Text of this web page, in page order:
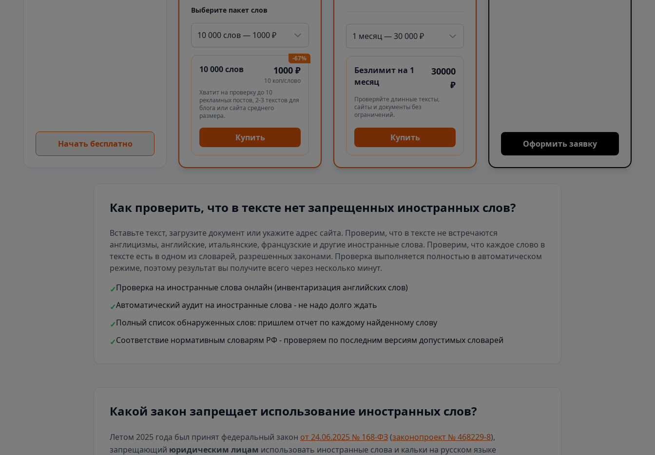
Начать бесплатно
Выберите пакет слов
10 000 слов — 1000 ₽
-67%
10 000 слов 1000 ₽
10 коп/слово
Хватит на проверку до 10
рекламных постов, 2-3 текстов для
блога или сайта среднего
размера.
Купить
1 месяц — 30 000 ₽
Безлимит на 1
месяц
30000
₽
Проверяйте длинные тексты,
сайты и документы без
ограничений.
Купить
Оформить заявку
Как проверить, что в тексте нет запрещенных иностранных слов?
Вставьте текст, загрузите документ или укажите адрес сайта. Проверим, что в тексте не встречаются
англицизмы, английские, итальянские, французские и другие иностранные слова. Проверим, что каждое слово в
тексте есть в одном из словарей, разрешенных законами. Проверка выполняется полностью в автоматическом
режиме, поэтому результат вы получите всего через несколько минут.
✓Проверка на иностранные слова онлайн (инвентаризация английских слов)
✓Автоматический аудит на иностранные слова - не надо долго ждать
✓Полный список обнаруженных слов: пришлем отчет по каждому найденному слову
✓Соответствие нормативным словарям РФ - проверяем по последним версиям допустимых словарей
Какой закон запрещает использование иностранных слов?
Летом 2025 года был принят федеральный закон от 24.06.2025 № 168-ФЗ(законопроект № 468229-8),
запрещающий юридическим лицам использовать иностранные слова и кальки на русском языке